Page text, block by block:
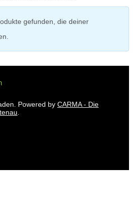
gefunden, die deiner
Powered by CARMA - Die